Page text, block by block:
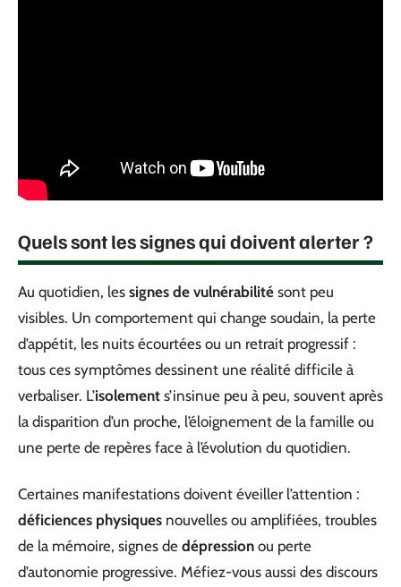
Quels sont les signes qui doivent alerter ?
Au quotidien, les signes de vulnérabilité sont peu
visibles. Un comportement qui change soudain, la perte
d’appétit, les nuits écourtées ou un retrait progressif :
tous ces symptômes dessinent une réalité difficile à
verbaliser. L’isolement s’insinue peu à peu, souvent après
la disparition d’un proche, l’éloignement de la famille ou
une perte de repères face à l’évolution du quotidien.
Certaines manifestations doivent éveiller l’attention :
déficiences physiques nouvelles ou amplifiées, troubles
de la mémoire, signes de dépression ou perte
d’autonomie progressive. Méfiez-vous aussi des discours